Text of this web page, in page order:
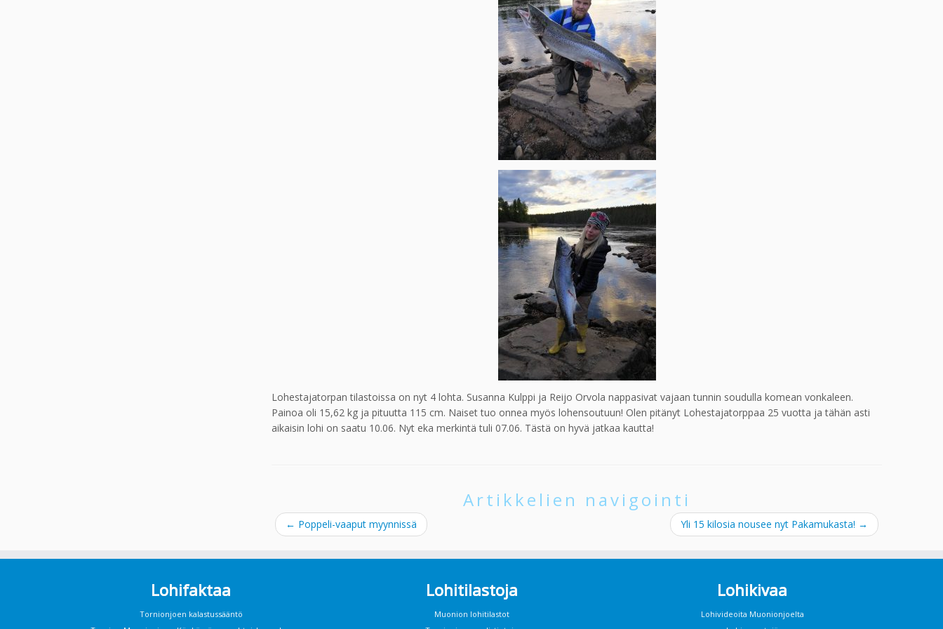
Lohestajatorpan tilastoissa on nyt 4 lohta. Susanna Kulppi ja Reijo Orvola nappasivat vajaan tunnin soudulla komean vonkaleen.
Painoa oli 15,62 kg ja pituutta 115 cm. Naiset tuo onnea myös lohensoutuun! Olen pitänyt Lohestajatorppaa 25 vuotta ja tähän asti
aikaisin lohi on saatu 10.06. Nyt eka merkintä tuli 07.06. Tästä on hyvä jatkaa kautta!
Artikkelien navigointi
← Poppeli-vaaput myynnissä Yli 15 kilosia nousee nyt Pakamukasta! →
Lohifaktaa
Tornionjoen kalastussääntö
Lohitilastoja
Muonion lohitilastot
Lohikivaa
Lohivideoita Muonionjoelta